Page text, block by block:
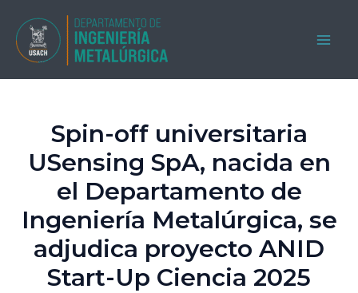
contenido
Spin-off universitaria
USensing SpA, nacida en
el Departamento de
Ingeniería Metalúrgica, se
adjudica proyecto ANID
Start-Up Ciencia 2025